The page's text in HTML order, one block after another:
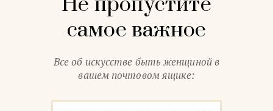
самое важное
Все об искусстве быть женщиной в
вашем почтовом ящике: